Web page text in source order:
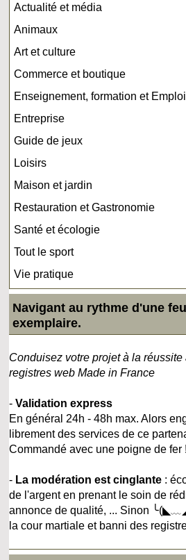
Actualité et média
Animaux
Art et culture
Commerce et boutique
Enseignement, formation et Emploi
Entreprise
Guide de jeux
Loisirs
Maison et jardin
Restauration et Gastronomie
Santé et écologie
Tout le sport
Vie pratique
Navigant au rythme d'une
exemplaire.
Conduisez votre projet à la
registres web Made in France
-Validation express
En général 24h - 48h max. Alors
librement des services de ce
Commandé avec une poigne de fer !
- La modération est cinglante :
de l'argent en prenant le soin de
annonce de qualité, ... Sinon
la cour martiale et banni des